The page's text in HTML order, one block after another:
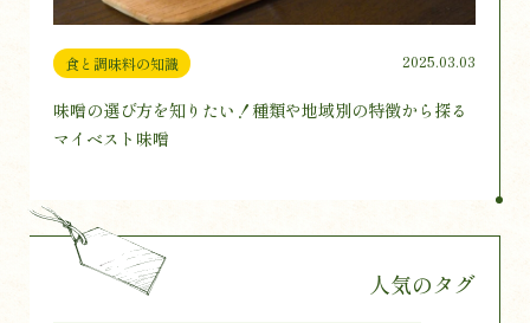
食と調味料の知識 2025.03.03
味噌の選び方を知りたい！種類や地域別の特徴から探る
マイベスト味噌
人気のタグ